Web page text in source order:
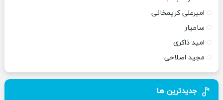
امیرعلی کریمخانی
سامیار
امید ذاکری
مجید اصلاحی
جدیدترین ها